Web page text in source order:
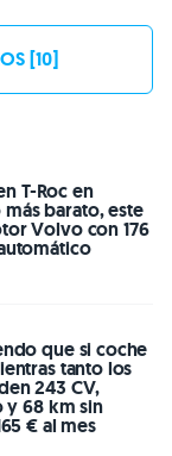
[10]
T-Roc en
barato, este
Volvo con 176
que si coche
tanto los
243 CV,
y 68 km sin
€ al mes